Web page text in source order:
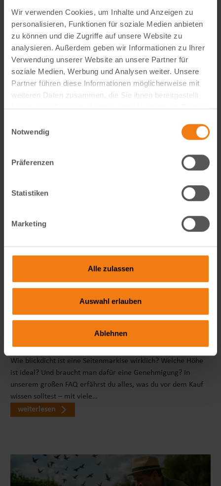
Wir verwenden Cookies, um Inhalte und Anzeigen zu
personalisieren, Funktionen für soziale Medien anbieten
zu können und die Zugriffe auf unsere Website zu
analysieren. Außerdem geben wir Informationen zu Ihrer
Verwendung unserer Website an unsere Partner für
soziale Medien, Werbung und Analysen weiter. Unsere
Partner führen diese Informationen möglicherweise mit
weiteren Daten zusammen, die Sie ihnen bereitgestellt
haben oder die sie im Rahmen Ihrer Nutzung der Dienste
Notwendig
Präferenzen
Statistiken
Marketing
Alle zulassen
Auswahl erlauben
Ablehnen
gestaltest du verkaufsstarke Amazon- und E-Commerce-
Wie blickdicht ist eine Seitenmarkise wirklich? Welche Höhe
ist ideal? Und braucht man dafür eine Genehmigung? In
unserem großen FAQ erfährst du alles, was du vor dem Kauf
wissen solltest – mit viele…
weiterlesen